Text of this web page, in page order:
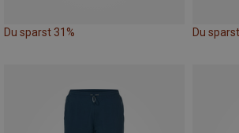
Du sparst 31% Du